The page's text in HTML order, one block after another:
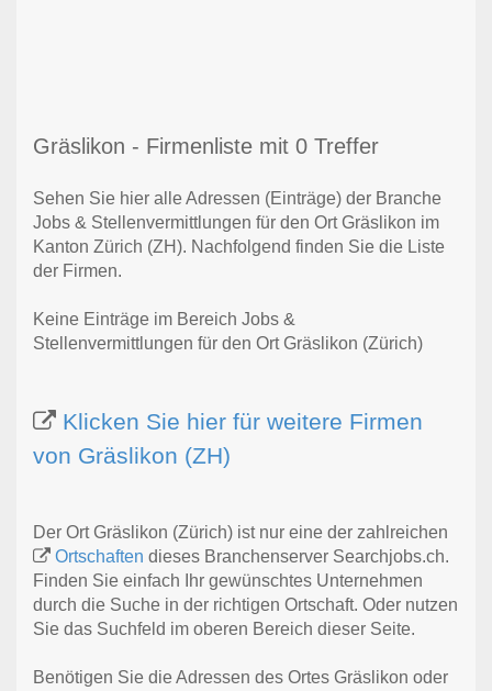
Gräslikon - Firmenliste mit 0 Treffer
Sehen Sie hier alle Adressen (Einträge) der Branche
Jobs & Stellenvermittlungen für den Ort Gräslikon im
Kanton Zürich (ZH). Nachfolgend finden Sie die Liste
der Firmen.
Keine Einträge im Bereich Jobs &
Stellenvermittlungen für den Ort Gräslikon (Zürich)
Klicken Sie hier für weitere Firmen
von Gräslikon (ZH)
Der Ort Gräslikon (Zürich) ist nur eine der zahlreichen
Ortschaften dieses Branchenserver Searchjobs.ch.
Finden Sie einfach Ihr gewünschtes Unternehmen
durch die Suche in der richtigen Ortschaft. Oder nutzen
Sie das Suchfeld im oberen Bereich dieser Seite.
Benötigen Sie die Adressen des Ortes Gräslikon oder